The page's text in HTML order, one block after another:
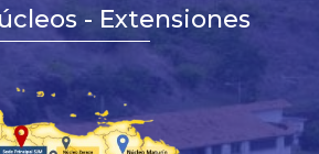
- Extensiones